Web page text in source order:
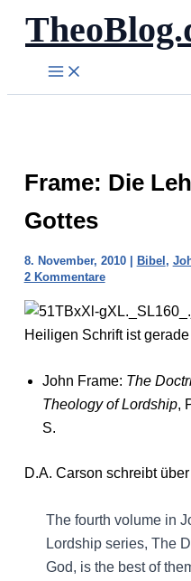
Zum
Inhalt
springen
Frame: Die
Gottes
8. November, 2010 | Bibel,
2 Kommentare
Heiligen Schrift ist
John Frame: The
Theology of Lordship,
S.
D.A. Carson schreibt
The fourth volume in
Lordship series, The
God, is the best of